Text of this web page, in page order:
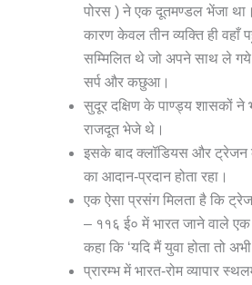
पोरस ) ने एक दूतमण्डल भेंजा था।
कारण केवल तीन व्यक्ति ही
सम्मिलित थे जो अपने साथ ले गये
सर्प और कछुआ।
सुदूर दक्षिण के पाण्ड्य शासकों
राजदूत भेजे थे।
इसके बाद क्लॉडियस और ट्रेजन
का आदान-प्रदान होता रहा।
एक ऐसा प्रसंग मिलता है कि
– ११६ ई० में भारत जाने वाले
कहा कि ‘यदि मैं युवा होता तो
प्रारम्भ में भारत-रोम व्यापार